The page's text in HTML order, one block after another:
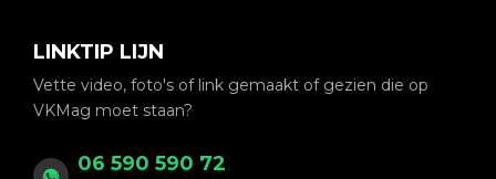
LINKTIP LIJN
Vette video, foto's of link gemaakt of gezien die op
VKMag moet staan?
06 590 590 72